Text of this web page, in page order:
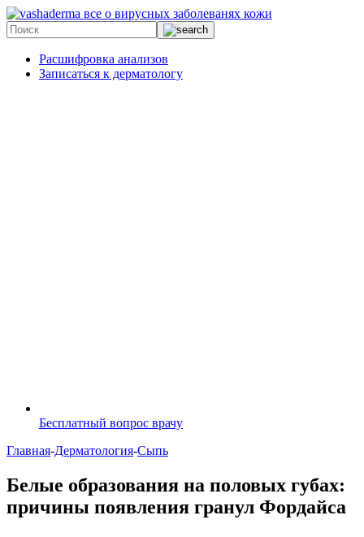
все о вирусных заболеванях кожи
Расшифровка анализов
Записаться к дерматологу
Бесплатный вопрос врачу
Главная-Дерматология-Сыпь
Белые образования на половых губах:
причины появления гранул Фордайса